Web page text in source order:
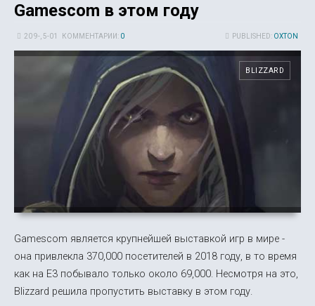
Gamescom в этом году
PUBLISHED: OXTON
20 9-, 5-01 КОММЕНТАРИИ: 0
BLIZZARD
Gamescom является крупнейшей выставкой игр в мире -
она привлекла 370,000 посетителей в 2018 году, в то время
как на E3 побывало только около 69,000. Несмотря на это,
Blizzard решила пропустить выставку в этом году.